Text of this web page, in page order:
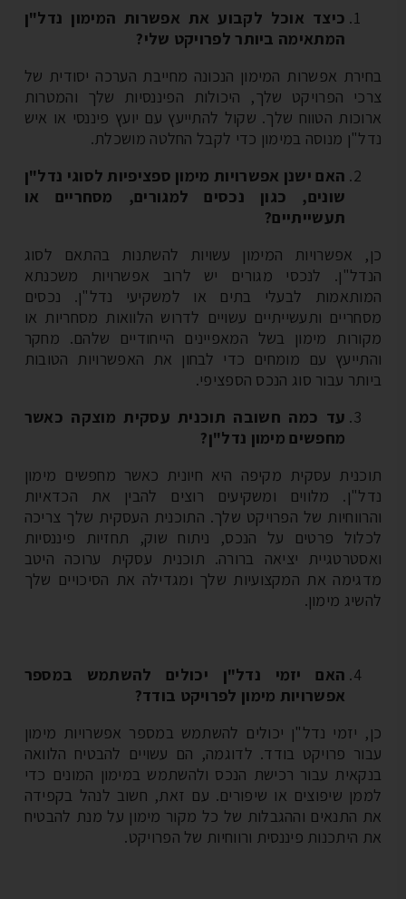
כיצד אוכל לקבוע את אפשרות המימון נדל"ן
המתאימה ביותר לפרויקט שלי?
אפשרות המימון הנכונה מחייבת הערכה יסודית של
הפרויקט שלך, היכולות הפיננסיות שלך והמטרות
הטווח שלך. שקול להתייעץ עם יועץ פיננסי או איש
מנוסה במימון כדי לקבל החלטה מושכלת.
האם ישנן אפשרויות מימון ספציפיות לסוגי נדל"ן
שונים, כגון נכסים למגורים, מסחריים או
תעשייתיים?
אפשרויות המימון עשויות להשתנות בהתאם לסוג
לנכסי מגורים יש לרוב אפשרויות משכנתא
לבעלי בתים או למשקיעי נדל"ן. נכסים
ותעשייתיים עשויים לדרוש הלוואות מסחריות או
מימון בשל המאפיינים הייחודיים שלהם. מחקר
עם מומחים כדי לבחון את האפשרויות הטובות
עבור סוג הנכס הספציפי.
עד כמה חשובה תוכנית עסקית מוצקה כאשר
מחפשים מימון נדל"ן?
עסקית מקיפה היא חיונית כאשר מחפשים מימון
מלווים ומשקיעים רוצים להבין את הכדאיות
של הפרויקט שלך. התוכנית העסקית שלך צריכה
פרטים על הנכס, ניתוח שוק, תחזיות פיננסיות
יציאה ברורה. תוכנית עסקית ערוכה היטב
את המקצועיות שלך ומגדילה את הסיכויים שלך
מימון.
האם יזמי נדל"ן יכולים להשתמש במספר
אפשרויות מימון לפרויקט בודד?
יזמי נדל"ן יכולים להשתמש במספר אפשרויות מימון
פרויקט בודד. לדוגמה, הם עשויים להבטיח הלוואה
עבור רכישת הנכס ולהשתמש במימון המונים כדי
שיפוצים או שיפורים. עם זאת, חשוב לנהל בקפידה
התנאים וההגבלות של כל מקור מימון על מנת להבטיח
היתכנות פיננסית ורווחיות של הפרויקט.